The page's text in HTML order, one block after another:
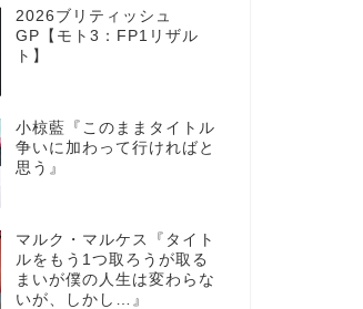
2026ブリティッシュ
GP【モト3：FP1リザル
ト】
小椋藍『このままタイトル
争いに加わって行ければと
思う』
マルク・マルケス『タイト
ルをもう1つ取ろうが取る
まいが僕の人生は変わらな
いが、しかし…』